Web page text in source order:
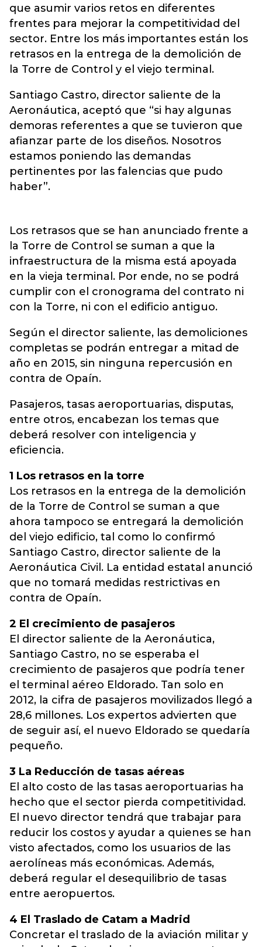
que asumir varios retos en diferentes
frentes para mejorar la competitividad del
sector. Entre los más importantes están los
retrasos en la entrega de la demolición de
la Torre de Control y el viejo terminal.
Santiago Castro, director saliente de la
Aeronáutica, aceptó que “si hay algunas
demoras referentes a que se tuvieron que
afianzar parte de los diseños. Nosotros
estamos poniendo las demandas
pertinentes por las falencias que pudo
haber”.
Los retrasos que se han anunciado frente a
la Torre de Control se suman a que la
infraestructura de la misma está apoyada
en la vieja terminal. Por ende, no se podrá
cumplir con el cronograma del contrato ni
con la Torre, ni con el edificio antiguo.
Según el director saliente, las demoliciones
completas se podrán entregar a mitad de
año en 2015, sin ninguna repercusión en
contra de Opaín.
Pasajeros, tasas aeroportuarias, disputas,
entre otros, encabezan los temas que
deberá resolver con inteligencia y
eficiencia.
1 Los retrasos en la torre
Los retrasos en la entrega de la demolición
de la Torre de Control se suman a que
ahora tampoco se entregará la demolición
del viejo edificio, tal como lo confirmó
Santiago Castro, director saliente de la
Aeronáutica Civil. La entidad estatal anunció
que no tomará medidas restrictivas en
contra de Opaín.
2 El crecimiento de pasajeros
El director saliente de la Aeronáutica,
Santiago Castro, no se esperaba el
crecimiento de pasajeros que podría tener
el terminal aéreo Eldorado. Tan solo en
2012, la cifra de pasajeros movilizados llegó a
28,6 millones. Los expertos advierten que
de seguir así, el nuevo Eldorado se quedaría
pequeño.
3 La Reducción de tasas aéreas
El alto costo de las tasas aeroportuarias ha
hecho que el sector pierda competitividad.
El nuevo director tendrá que trabajar para
reducir los costos y ayudar a quienes se han
visto afectados, como los usuarios de las
aerolíneas más económicas. Además,
deberá regular el desequilibrio de tasas
entre aeropuertos.
4 El Traslado de Catam a Madrid
Concretar el traslado de la aviación militar y